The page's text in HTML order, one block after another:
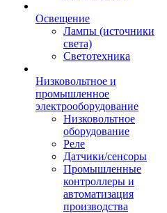
Освещение
Лампы (источники
света)
Светотехника
Низковольтное и
промышленное
электрооборудование
Низковольтное
оборудование
Реле
Датчики/сенсоры
Промышленные
контроллеры и
автоматизация
производства